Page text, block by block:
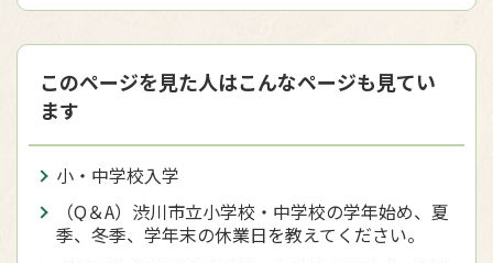
このページを見た人はこんなページも見てい
ます
小・中学校入学
（Q＆A）渋川市立小学校・中学校の学年始め、夏
季、冬季、学年末の休業日を教えてください。